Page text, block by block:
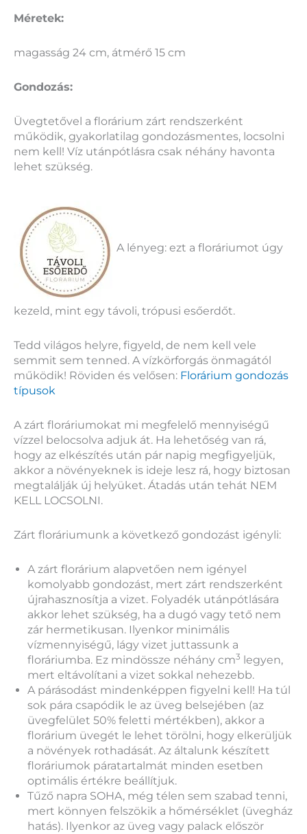
Méretek:
magasság 24 cm, átmérő 15 cm
Gondozás:
Üvegtetővel a florárium zárt rendszerként
működik, gyakorlatilag gondozásmentes, locsolni
nem kell! Víz utánpótlásra csak néhány havonta
lehet szükség.
A lényeg: ezt a floráriumot úgy
kezeld, mint egy távoli, trópusi esőerdőt.
Tedd világos helyre, figyeld, de nem kell vele
semmit sem tenned. A vízkörforgás önmagától
működik! Röviden és velősen: Florárium gondozás
típusok
A zárt floráriumokat mi megfelelő mennyiségű
vízzel belocsolva adjuk át. Ha lehetőség van rá,
hogy az elkészítés után pár napig megfigyeljük,
akkor a növényeknek is ideje lesz rá, hogy biztosan
megtalálják új helyüket. Átadás után tehát NEM
KELL LOCSOLNI.
Zárt floráriumunk a következő gondozást igényli:
A zárt florárium alapvetően nem igényel
komolyabb gondozást, mert zárt rendszerként
újrahasznosítja a vizet. Folyadék utánpótlására
akkor lehet szükség, ha a dugó vagy tető nem
zár hermetikusan. Ilyenkor minimális
vízmennyiségű, lágy vizet juttassunk a
floráriumba. Ez mindössze néhány cm3 legyen,
mert eltávolítani a vizet sokkal nehezebb.
A párásodást mindenképpen figyelni kell! Ha túl
sok pára csapódik le az üveg belsejében (az
üvegfelület 50% feletti mértékben), akkor a
florárium üvegét le lehet törölni, hogy elkerüljük
a növények rothadását. Az általunk készített
floráriumok páratartalmát minden esetben
optimális értékre beállítjuk.
Tűző napra SOHA, még télen sem szabad tenni,
mert könnyen felszökik a hőmérséklet (üvegház
hatás). Ilyenkor az üveg vagy palack először